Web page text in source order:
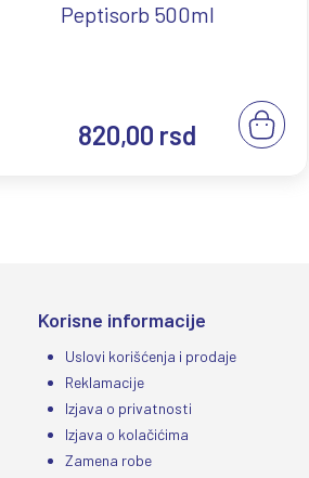
Peptisorb 500ml
820,00 rsd
Korisne informacije
Uslovi korišćenja i prodaje
Reklamacije
Izjava o privatnosti
Izjava o kolačićima
Zamena robe